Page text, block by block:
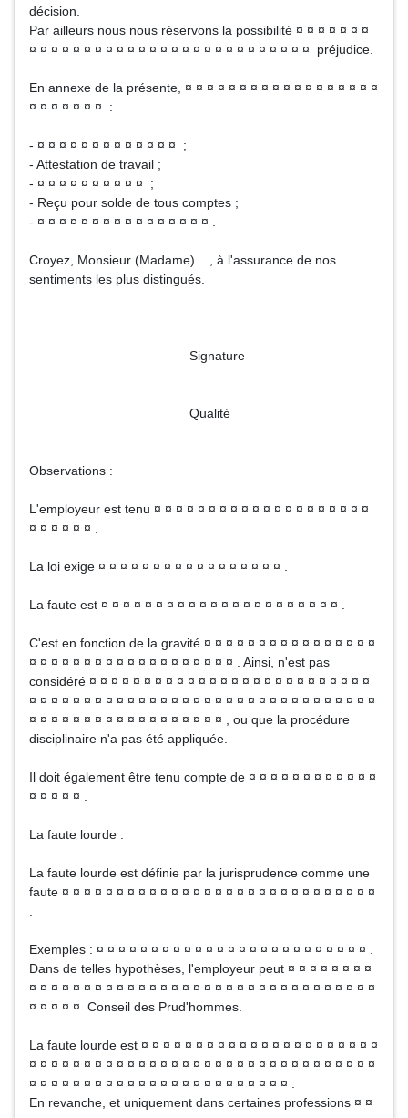
décision.
Par ailleurs nous nous réservons la possibilité ¤ ¤ ¤ ¤ ¤ ¤ ¤
¤ ¤ ¤ ¤ ¤ ¤ ¤ ¤ ¤ ¤ ¤ ¤ ¤ ¤ ¤ ¤ ¤ ¤ ¤ ¤ ¤ ¤ ¤ ¤ ¤ ¤ préjudice.
En annexe de la présente, ¤ ¤ ¤ ¤ ¤ ¤ ¤ ¤ ¤ ¤ ¤ ¤ ¤ ¤ ¤ ¤ ¤ ¤
¤ ¤ ¤ ¤ ¤ ¤ ¤ :
- ¤ ¤ ¤ ¤ ¤ ¤ ¤ ¤ ¤ ¤ ¤ ¤ ¤ ;
- Attestation de travail ;
- ¤ ¤ ¤ ¤ ¤ ¤ ¤ ¤ ¤ ¤ ;
- Reçu pour solde de tous comptes ;
- ¤ ¤ ¤ ¤ ¤ ¤ ¤ ¤ ¤ ¤ ¤ ¤ ¤ ¤ ¤ ¤ .
Croyez, Monsieur (Madame) ..., à l'assurance de nos
sentiments les plus distingués.
Signature
Qualité
Observations :
L'employeur est tenu ¤ ¤ ¤ ¤ ¤ ¤ ¤ ¤ ¤ ¤ ¤ ¤ ¤ ¤ ¤ ¤ ¤ ¤ ¤ ¤
¤ ¤ ¤ ¤ ¤ ¤ .
La loi exige ¤ ¤ ¤ ¤ ¤ ¤ ¤ ¤ ¤ ¤ ¤ ¤ ¤ ¤ ¤ ¤ ¤ .
La faute est ¤ ¤ ¤ ¤ ¤ ¤ ¤ ¤ ¤ ¤ ¤ ¤ ¤ ¤ ¤ ¤ ¤ ¤ ¤ ¤ ¤ ¤ .
C'est en fonction de la gravité ¤ ¤ ¤ ¤ ¤ ¤ ¤ ¤ ¤ ¤ ¤ ¤ ¤ ¤ ¤ ¤
¤ ¤ ¤ ¤ ¤ ¤ ¤ ¤ ¤ ¤ ¤ ¤ ¤ ¤ ¤ ¤ ¤ ¤ ¤ . Ainsi, n'est pas
considéré ¤ ¤ ¤ ¤ ¤ ¤ ¤ ¤ ¤ ¤ ¤ ¤ ¤ ¤ ¤ ¤ ¤ ¤ ¤ ¤ ¤ ¤ ¤ ¤ ¤ ¤
¤ ¤ ¤ ¤ ¤ ¤ ¤ ¤ ¤ ¤ ¤ ¤ ¤ ¤ ¤ ¤ ¤ ¤ ¤ ¤ ¤ ¤ ¤ ¤ ¤ ¤ ¤ ¤ ¤ ¤ ¤ ¤
¤ ¤ ¤ ¤ ¤ ¤ ¤ ¤ ¤ ¤ ¤ ¤ ¤ ¤ ¤ ¤ ¤ ¤ , ou que la procédure
disciplinaire n'a pas été appliquée.
Il doit également être tenu compte de ¤ ¤ ¤ ¤ ¤ ¤ ¤ ¤ ¤ ¤ ¤ ¤
¤ ¤ ¤ ¤ ¤ .
La faute lourde :
La faute lourde est définie par la jurisprudence comme une
faute ¤ ¤ ¤ ¤ ¤ ¤ ¤ ¤ ¤ ¤ ¤ ¤ ¤ ¤ ¤ ¤ ¤ ¤ ¤ ¤ ¤ ¤ ¤ ¤ ¤ ¤ ¤ ¤ ¤
Exemples : ¤ ¤ ¤ ¤ ¤ ¤ ¤ ¤ ¤ ¤ ¤ ¤ ¤ ¤ ¤ ¤ ¤ ¤ ¤ ¤ ¤ ¤ ¤ ¤ ¤ .
Dans de telles hypothèses, l'employeur peut ¤ ¤ ¤ ¤ ¤ ¤ ¤ ¤
¤ ¤ ¤ ¤ ¤ ¤ ¤ ¤ ¤ ¤ ¤ ¤ ¤ ¤ ¤ ¤ ¤ ¤ ¤ ¤ ¤ ¤ ¤ ¤ ¤ ¤ ¤ ¤ ¤ ¤ ¤ ¤
¤ ¤ ¤ ¤ ¤ Conseil des Prud'hommes.
La faute lourde est ¤ ¤ ¤ ¤ ¤ ¤ ¤ ¤ ¤ ¤ ¤ ¤ ¤ ¤ ¤ ¤ ¤ ¤ ¤ ¤ ¤ ¤
¤ ¤ ¤ ¤ ¤ ¤ ¤ ¤ ¤ ¤ ¤ ¤ ¤ ¤ ¤ ¤ ¤ ¤ ¤ ¤ ¤ ¤ ¤ ¤ ¤ ¤ ¤ ¤ ¤ ¤ ¤ ¤
¤ ¤ ¤ ¤ ¤ ¤ ¤ ¤ ¤ ¤ ¤ ¤ ¤ ¤ ¤ ¤ ¤ ¤ ¤ ¤ ¤ ¤ ¤ ¤ .
En revanche, et uniquement dans certaines professions ¤ ¤